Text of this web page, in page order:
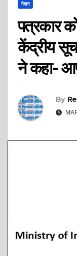
नेशन
पत्रकार
केंद्रीय
ने कहा-
By